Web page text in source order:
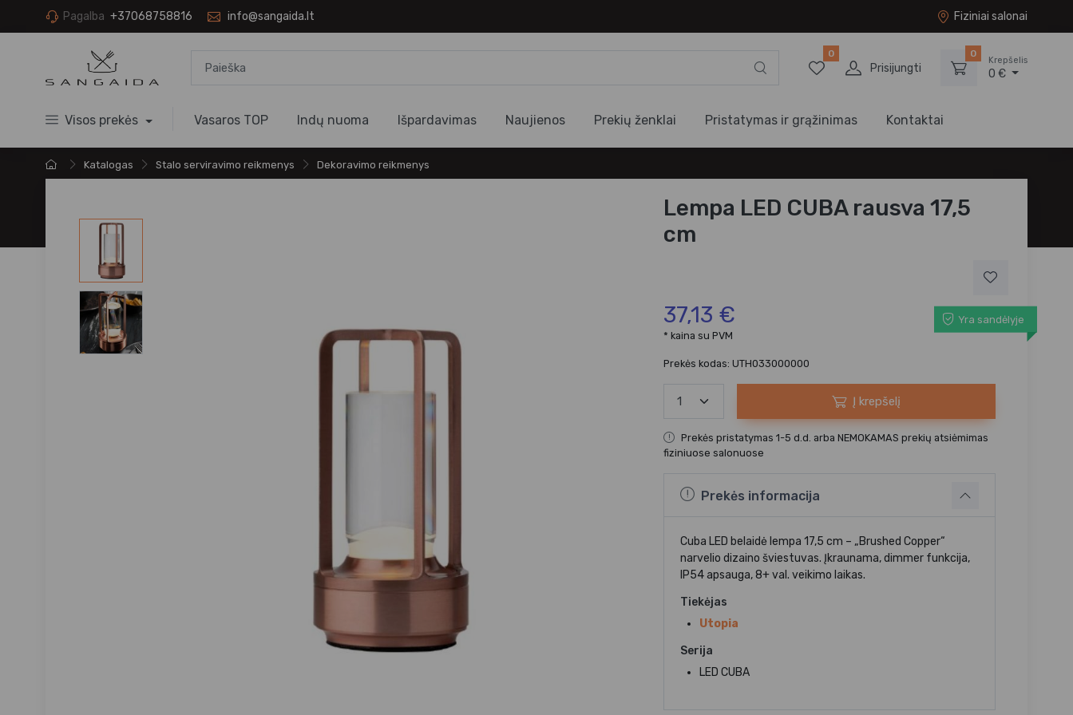
Pagalba +37068758816 info@sangaida.lt Fiziniai salonai
0
Prisijungti
0
Krepšelis
0 €
Visos prekės Vasaros TOP Indų nuoma Išpardavimas Naujienos Prekių ženklai Pristatymas ir grąžinimas Kontaktai
Katalogas Stalo serviravimo reikmenys Dekoravimo reikmenys
Lempa LED CUBA rausva 17,5
cm
37,13 €
Yra sandėlyje
* kaina su PVM
Prekės kodas: UTH033000000
Į krepšelį
Prekės pristatymas 1-5 d.d. arba NEMOKAMAS prekių atsiėmimas
fiziniuose salonuose
Prekės informacija
Cuba LED belaidė lempa 17,5 cm – „Brushed Copper“
narvelio dizaino šviestuvas. Įkraunama, dimmer funkcija,
IP54 apsauga, 8+ val. veikimo laikas.
Tiekėjas
Utopia
Serija
LED CUBA